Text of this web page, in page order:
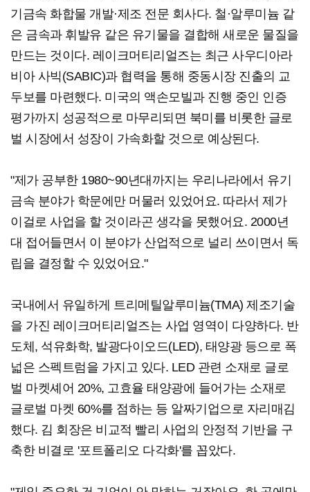
기금속 화합물 개발·제조 전문 회사다. 철·알루미늄 같
은 금속과 휘발유 같은 유기물을 결합해 새로운 물질을
만드는 것이다. 레이크머티리얼즈는 최근 사우디아라
비아 사빅(SABIC)과 협력을 통해 중동시장 진출의 교
두보를 마련했다. 미국의 액손모빌과 진행 중인 인증
평가까지 성공적으로 마무리되면 북미를 비롯한 글로
벌 시장에서 성장이 가속화할 것으로 예상된다.
"제가 공부한 1980~90년대까지는 우리나라에서 유기
금속 분야가 학문에만 머물러 있었어요. 따라서 제가
이걸로 사업을 할 것이라곤 생각을 못했어요. 2000년
대 접어들면서 이 분야가 산업적으로 널리 쓰이면서 독
립을 결정할 수 있었어요."
국내에서 유일하게 트리메틸알루미늄(TMA) 제조기술
을 가진 레이크머티리얼즈는 사업 영역이 다양하다. 반
도체, 석유화학, 발광다이오드(LED), 태양광 등으로 폭
넓은 스펙트럼을 가지고 있다. LED 관련 소재로 글로
벌 마켓셰어 20%, 고효율 태양광에 들어가는 소재로
글로벌 마켓 60%를 점하는 등 알짜기업으로 자리매김
했다. 김 회장은 비교적 빨리 사업의 안정적 기반을 구
축한 비결로 '포트폴리오 다각화'를 꼽았다.